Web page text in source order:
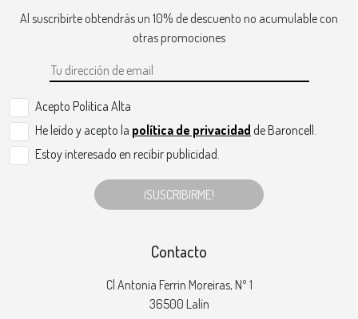
Al suscribirte obtendrás un 10% de descuento no acumulable con
otras promociones
Acepto Politica Alta
He leído y acepto la política de privacidad de Baroncell.
Estoy interesado en recibir publicidad.
¡SUSCRIBIRME!
Contacto
Cl Antonia Ferrin Moreiras, Nº 1
36500 Lalín